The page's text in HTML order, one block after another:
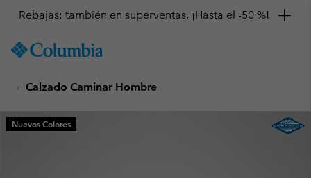
TO
SKIP
MAIN
NAV
Rebajas: también en superventas. ¡Hasta el -50 %!
Calzado Caminar Hombre
Nuevos Colores